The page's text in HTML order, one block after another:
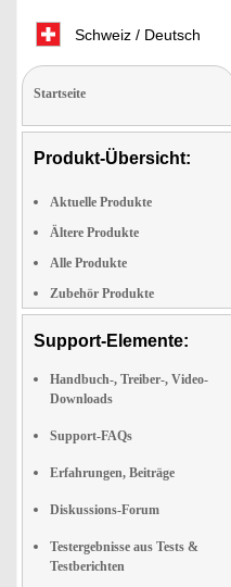
Schweiz / Deutsch
Startseite
Produkt-Übersicht:
Aktuelle Produkte
Ältere Produkte
Alle Produkte
Zubehör Produkte
Support-Elemente:
Handbuch-, Treiber-, Video-
Downloads
Support-FAQs
Erfahrungen, Beiträge
Diskussions-Forum
Testergebnisse aus Tests &
Testberichten